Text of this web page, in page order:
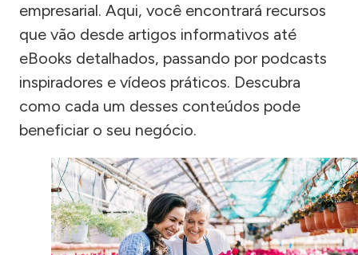
empresarial. Aqui, você encontrará recursos
que vão desde artigos informativos até
eBooks detalhados, passando por podcasts
inspiradores e vídeos práticos. Descubra
como cada um desses conteúdos pode
beneficiar o seu negócio.